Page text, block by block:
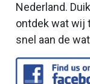
Nederland.
ontdek wat wij
snel aan de